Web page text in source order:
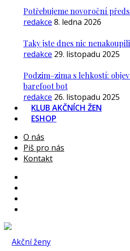
Potřebujeme novoroční
redakce 8. ledna 2026
Taky jste dnes nic
redakce 29. listopadu 2025
Podzim–zima s lehkostí:
barefoot bot
redakce 26. listopadu 2025
KLUB AKČNÍCH ŽEN
ESHOP
O nás
Piš pro nás
Kontakt